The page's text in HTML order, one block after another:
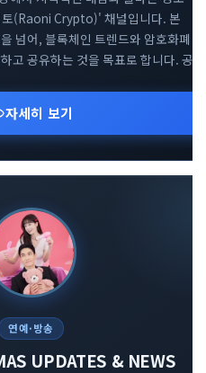
(Raoni Crypto)' 채널입니다. 본
넘어, 블록체인 트렌드와 암호화폐
고 공유하는 것을 목표로 합니다. 공식
도 함께 운영하여 투자자 간의
다. 끊임없이 진화하는 크립토
트한 투자 기준을 세워보세요.
자세히 보기
연예·방송
UPDATES & NEWS